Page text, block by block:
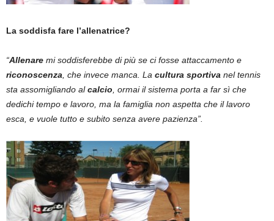
La soddisfa fare l’allenatrice?
“Allenare mi soddisferebbe di più se ci fosse attaccamento e
riconoscenza , che invece manca. La cultura sportiva nel tennis
sta assomigliando alcalcio , ormai il sistema porta a far sì che
dedichi tempo e lavoro, ma la famiglia non aspetta che il lavoro
esca, e vuole tutto e subito senza avere pazienza”.